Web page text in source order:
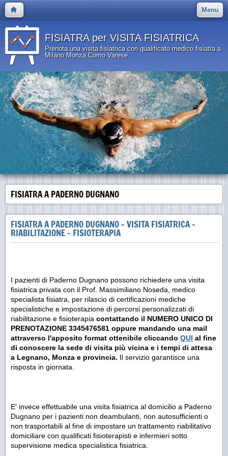
Menu
FISIATRA per VISITA FISIATRICA
Prenota una visita fisiatrica con qualificato medico fisiatra a
Milano Monza Como Varese
FISIATRA A PADERNO DUGNANO
FISIATRA A PADERNO DUGNANO - VISITA FISIATRICA -
RIABILITAZIONE - FISIOTERAPIA
I pazienti di Paderno Dugnano possono richiedere una visita
fisiatrica privata con il Prof. Massimiliano Noseda, medico
specialista fisiatra, per rilascio di certificazioni mediche
specialistiche e impostazione di percorsi personalizzati di
riabilitazione e fisioterapia contattando il NUMERO UNICO DI
PRENOTAZIONE 3345476581 oppure mandando una mail
attraverso l'apposito format ottenibile cliccando QUI al fine
di conoscere la sede di visita più vicina e i tempi di attesa
a Legnano, Monza e provincia. Il servizio garantisce una
risposta in giornata.
E' invece effettuabile una visita fisiatrica al domicilio a Paderno
Dugnano per i pazienti non deambulanti, non autosufficienti o
non trasportabili al fine di impostare un trattamento riabilitativo
domiciliare con qualificati fisioterapisti e infermieri sotto
supervisione medica specialistica fisiatrica.